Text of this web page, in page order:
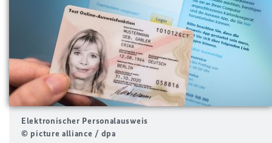
Elektronischer Personalausweis
© picture alliance / dpa